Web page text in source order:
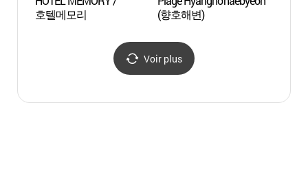
호텔메모리
(향호해변)
Voir plus